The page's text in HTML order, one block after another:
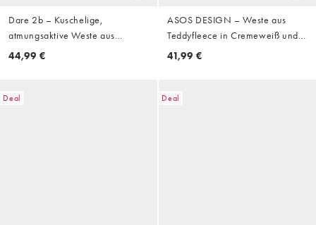
Dare 2b – Kuschelige,
atmungsaktive Weste aus
Teddyfleece in Mandelmilch-
44,99 €
ASOS DESIGN – Weste aus
Teddyfleece in Cremeweiß und
Braun mit Languettenstich
41,99 €
Deal Deal